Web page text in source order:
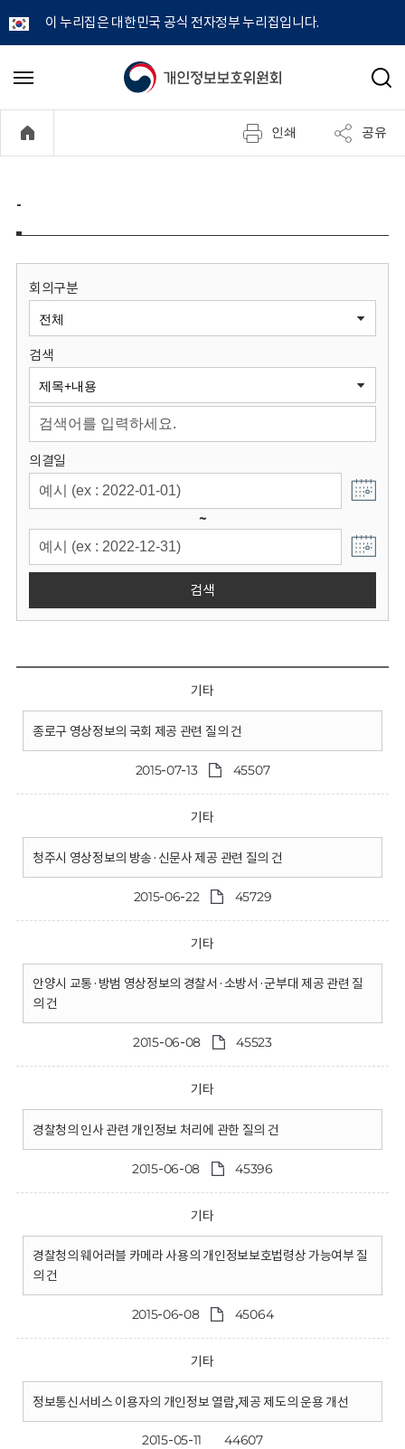
이 누리집은 대한민국 공식 전자정부 누리집입니다.
개
정
보
원
회
메
기
검
인쇄 공유
-
회의구분
검색
의결일
~
검색
기타
종로구 영상정보의 국회 제공 관련 질의 건
2015-07-13 45507
기타
청주시 영상정보의 방송·신문사 제공 관련 질의 건
2015-06-22 45729
기타
안양시 교통·방범 영상정보의 경찰서·소방서·군부대 제공 관련 질
의 건
2015-06-08 45523
기타
경찰청의 인사 관련 개인정보 처리에 관한 질의 건
2015-06-08 45396
기타
경찰청의 웨어러블 카메라 사용의 개인정보보호법령상 가능여부 질
의 건
2015-06-08 45064
기타
정보통신서비스 이용자의 개인정보 열람,제공 제도의 운용 개선
2015-05-11 44607